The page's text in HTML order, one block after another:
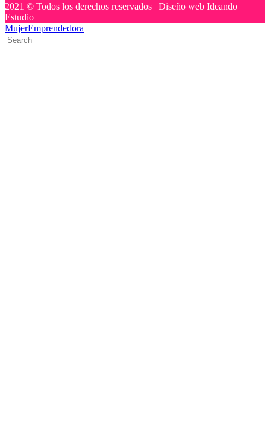
2021 © Todos los derechos reservados | Diseño web Ideando
Estudio
MujerEmprendedora